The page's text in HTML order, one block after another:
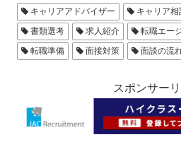
キャリアアドバイザー キャリア相
書類選考
求人紹介 転職エー
転職準備
面接対策 面談の流
スポンサー